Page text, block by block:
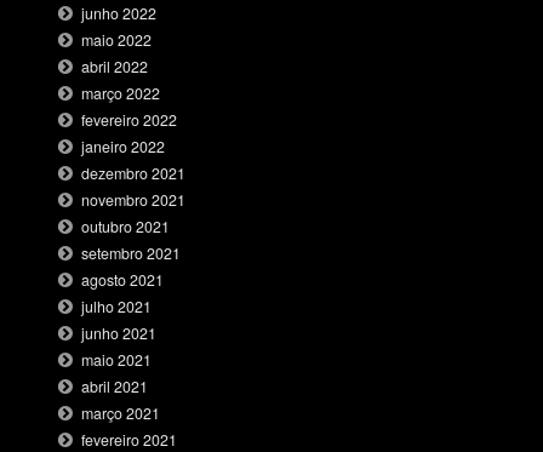
junho 2022
maio 2022
abril 2022
março 2022
fevereiro 2022
janeiro 2022
dezembro 2021
novembro 2021
outubro 2021
setembro 2021
agosto 2021
julho 2021
junho 2021
maio 2021
abril 2021
março 2021
fevereiro 2021